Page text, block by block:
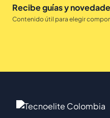
Recibe guías y
Contenido útil para elegir